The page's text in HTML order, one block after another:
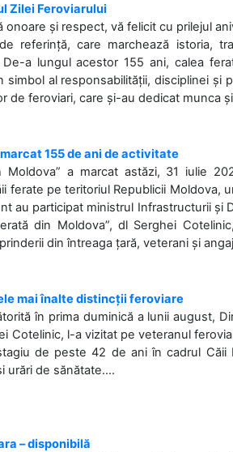
Zilei Feroviarului
și respect, vă felicit cu prilejul
referință, care marchează istoria,
a lungul acestor 155 ani, calea
al responsabilității, disciplinei și
de feroviari, care și-au dedicat munca
155 de ani de activitate
Moldova” a marcat astăzi, 31 iulie
ferate pe teritoriul Republicii Moldova,
au participat ministrul Infrastructurii și
din Moldova”, dl Serghei
din întreaga țară, veterani și
mai înalte distincții feroviare
în prima duminică a lunii august,
Cotelinic, l-a vizitat pe veteranul
de peste 42 de ani în cadrul Căii
urări de sănătate....
– disponibilă